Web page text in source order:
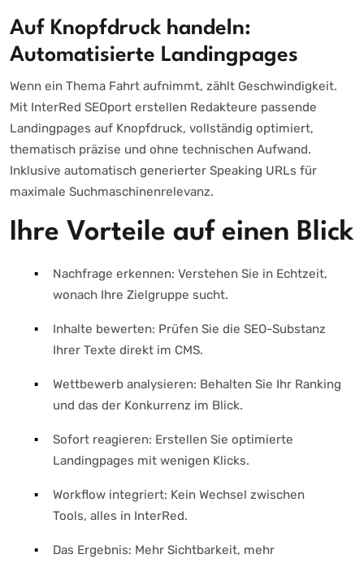
Auf Knopfdruck handeln:
Automatisierte Landingpages
Wenn ein Thema Fahrt aufnimmt, zählt Geschwindigkeit.
Mit InterRed SEOport erstellen Redakteure passende
Landingpages auf Knopfdruck, vollständig optimiert,
thematisch präzise und ohne technischen Aufwand.
Inklusive automatisch generierter Speaking URLs für
maximale Suchmaschinenrelevanz.
Ihre Vorteile auf einen Blick
Nachfrage erkennen: Verstehen Sie in Echtzeit,
wonach Ihre Zielgruppe sucht.
Inhalte bewerten: Prüfen Sie die SEO-Substanz
Ihrer Texte direkt im CMS.
Wettbewerb analysieren: Behalten Sie Ihr Ranking
und das der Konkurrenz im Blick.
Sofort reagieren: Erstellen Sie optimierte
Landingpages mit wenigen Klicks.
Workflow integriert: Kein Wechsel zwischen
Tools, alles in InterRed.
Das Ergebnis: Mehr Sichtbarkeit, mehr